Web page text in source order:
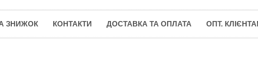
ЗНИЖОК КОНТАКТИ ДОСТАВКА ТА ОПЛАТА ОПТ.